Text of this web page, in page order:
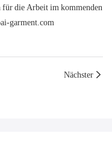
für die Arbeit im kommenden
garment.com
Nächster